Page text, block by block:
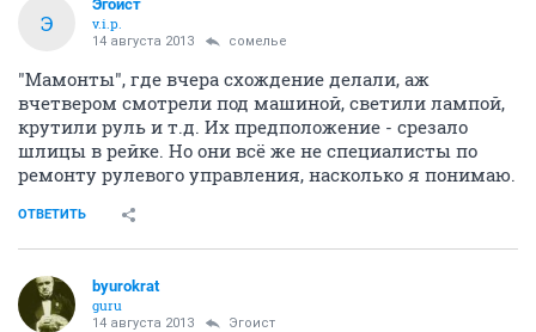
Э
Эгоист
v.i.p.
14 августа 2013 сомелье
"Мамонты", где вчера схождение делали, аж
вчетвером смотрели под машиной, светили лампой,
крутили руль и т.д. Их предположение - срезало
шлицы в рейке. Но они всё же не специалисты по
ремонту рулевого управления, насколько я понимаю.
ОТВЕТИТЬ
byurokrat
guru
14 августа 2013 Эгоист